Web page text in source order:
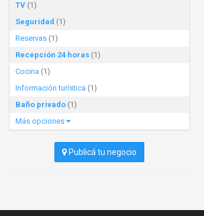
TV (1)
Seguridad (1)
Reservas (1)
Recepción 24 horas (1)
Cocina (1)
Información turística (1)
Baño privado (1)
Más opciones
Publicá tu negocio